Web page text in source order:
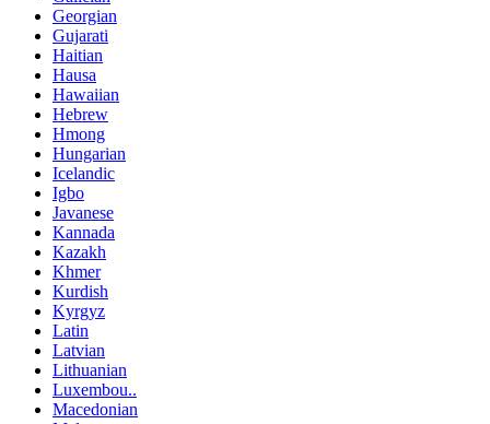
Georgian
Gujarati
Haitian
Hausa
Hawaiian
Hebrew
Hmong
Hungarian
Icelandic
Igbo
Javanese
Kannada
Kazakh
Khmer
Kurdish
Kyrgyz
Latin
Latvian
Lithuanian
Luxembou..
Macedonian